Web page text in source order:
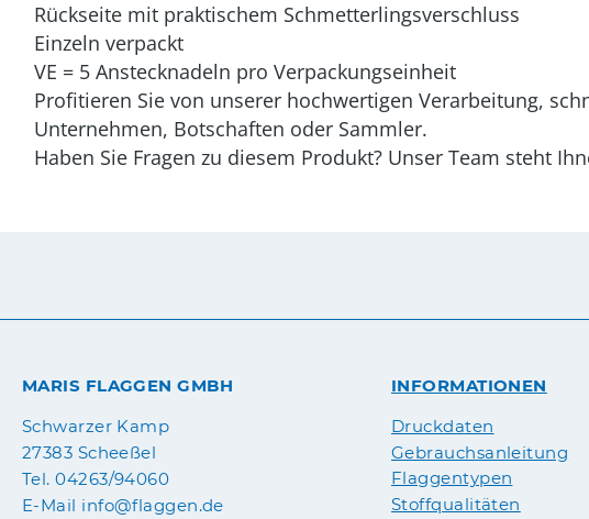
Rückseite mit praktischem Schmetterlingsverschluss
Einzeln verpackt
VE = 5 Anstecknadeln pro Verpackungseinheit
Profitieren Sie von unserer hochwertigen Verarbeitung,
Unternehmen, Botschaften oder Sammler.
Haben Sie Fragen zu diesem Produkt? Unser Team steht
MARIS FLAGGEN GMBH
Schwarzer Kamp
27383 Scheeßel
Tel. 04263/94060
E-Mail info@flaggen.de
INFORMATIONEN
Druckdaten
Gebrauchsanleitung
Flaggentypen
Stoffqualitäten